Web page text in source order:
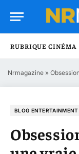
RUBRIQUE CINÉMA
Nrmagazine » Obsession
BLOG ENTERTAINMENT